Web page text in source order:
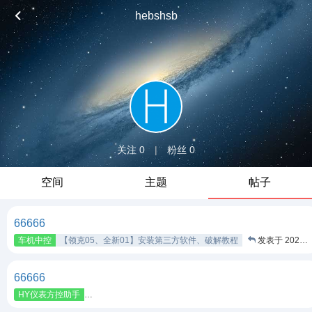
hebshsb
关注 0 | 粉丝 0
空间 主题 帖子
66666
车机中控 【领克05、全新01】安装第三方软件、破解教程 发表于 2025-2-7
66666
HY仪表方控助手 领克 L工具箱，修改方向盘语音键，一键360、切换模式、